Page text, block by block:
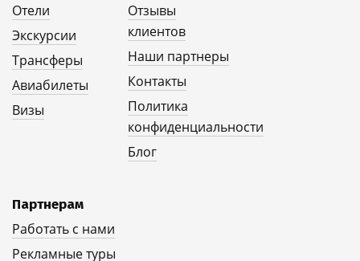
Отели
Экскурсии
Трансферы
Авиабилеты
Визы
Отзывы
клиентов
Наши партнеры
Контакты
Политика
конфиденциальности
Блог
Партнерам
Работать с нами
Рекламные туры